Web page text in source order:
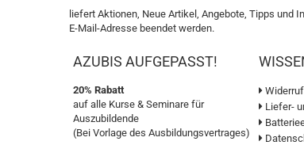
liefert Aktionen, Neue Artikel, Angebote, Tipps und
E-Mail-Adresse beendet werden.
AZUBIS AUFGEPASST!
20% Rabatt
auf alle Kurse & Seminare für
Auszubildende
(Bei Vorlage des Ausbildungsvertrages)
Liefer-